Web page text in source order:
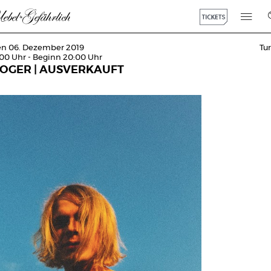
06. Dezember 2019
Uhr - Beginn 20:00 Uhr
| AUSVERKAUFT